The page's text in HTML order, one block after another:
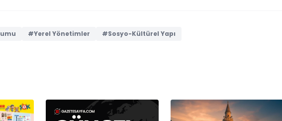
#Yerel Yönetimler #Sosyo-Kültürel Yapı